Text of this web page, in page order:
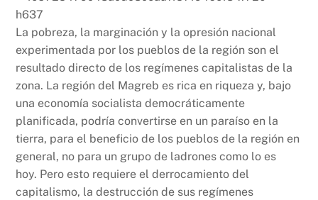
La pobreza, la marginación y la opresión nacional
experimentada por los pueblos de la región son el
resultado directo de los regímenes capitalistas de la
zona. La región del Magreb es rica en riqueza y, bajo
una economía socialista democráticamente
planificada, podría convertirse en un paraíso en la
tierra, para el beneficio de los pueblos de la región en
general, no para un grupo de ladrones como lo es
hoy. Pero esto requiere el derrocamiento del
capitalismo, la destrucción de sus regímenes